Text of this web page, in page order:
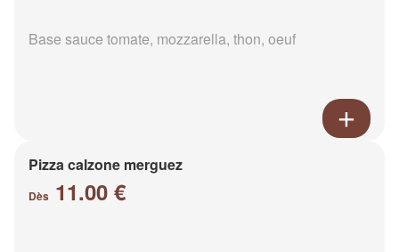
Base sauce tomate, mozzarella, thon, oeuf
Pizza calzone merguez
Dès 11.00 €